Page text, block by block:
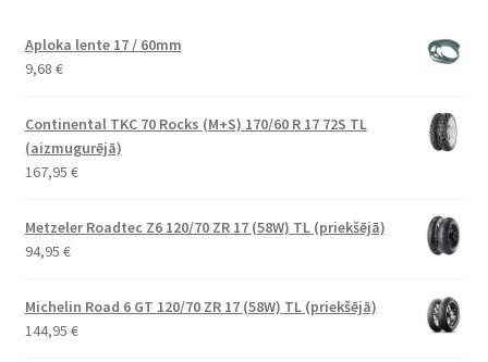
Aploka lente 17 / 60mm
9,68 €
Continental TKC 70 Rocks (M+S) 170/60 R 17 72S TL
(aizmugurējā)
167,95 €
Metzeler Roadtec Z6 120/70 ZR 17 (58W) TL (priekšējā)
94,95 €
Michelin Road 6 GT 120/70 ZR 17 (58W) TL (priekšējā)
144,95 €